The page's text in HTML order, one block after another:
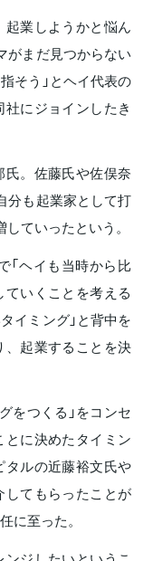
業しようかと悩ん
がまだ見つからない
そう」とヘイ代表の
にジョインしたき
。佐藤氏や佐俣奈
分も起業家として打
ていったという。
「ヘイも当時から比
いくことを考える
イミング」と背中を
起業することを決
をつくる」をコンセ
に決めたタイミン
タルの近藤裕文氏や
てもらったことが
に至った。